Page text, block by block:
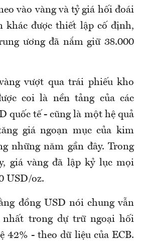
vào vàng và tỷ giá hối đoái
khác được thiết lập cố định,
ương đã nắm giữ 38.000
vượt qua trái phiếu kho
coi là nền tảng của các
quốc tế - cũng là một hệ quả
giá ngoạn mục của kim
những năm gần đây. Trong
giá vàng đã lập kỷ lục mọi
USD/oz.
đồng USD nói chung vẫn
nhất trong dự trữ ngoại hối
42% - theo dữ liệu của ECB.